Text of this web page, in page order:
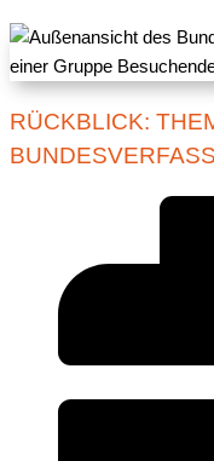
RÜCKBLICK: